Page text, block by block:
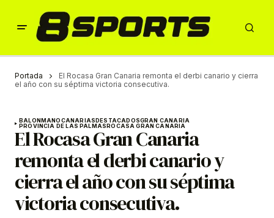
Portada
El Rocasa Gran Canaria remonta el derbi canario y cierra
el año con su séptima victoria consecutiva.
BALONMANOCANARIASDESTACADOSGRAN CANARIA
PROVINCIA DE LAS PALMASROCASA GRAN CANARIA
El Rocasa Gran Canaria
remonta el derbi canario y
cierra el año con su séptima
victoria consecutiva.